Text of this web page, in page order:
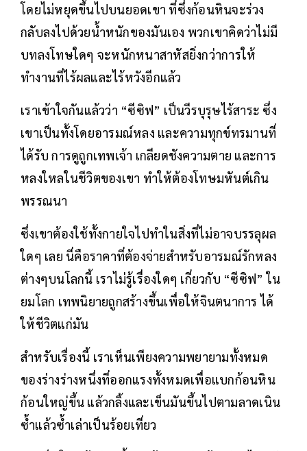
โดยไม่หยุดขึ้นไปบนยอดเขา ที่ซึ่งก้อนหินจะร่วง
กลับลงไปด้วยน้ำหนักของมันเอง พวกเขาคิดว่าไม่มี
บทลงโทษใดๆ จะหนักหนาสาหัสยิ่งกว่าการให้
ทำงานที่ไร้ผลและไร้หวังอีกแล้ว
เราเข้าใจกันแล้วว่า “ซีซิฟ” เป็นวีรบุรุษไร้สาระ ซึ่ง
เขาเป็นทั้งโดยอารมณ์หลง และความทุกข์ทรมานที่
ได้รับ การดูถูกเทพเจ้า เกลียดชังความตาย และการ
หลงใหลในชีวิตของเขา ทำให้ต้องโทษมหันต์เกิน
พรรณนา
ซึ่งเขาต้องใช้ทั้งกายใจไปทำในสิ่งที่ไม่อาจบรรลุผล
ใดๆ เลย นี่คือราคาที่ต้องจ่ายสำหรับอารมณ์รักหลง
ต่างๆบนโลกนี้ เราไม่รู้เรื่องใดๆ เกี่ยวกับ “ซีซิฟ” ใน
ยมโลก เทพนิยายถูกสร้างขึ้นเพื่อให้จินตนาการ ได้
ให้ชีวิตแก่มัน
สำหรับเรื่องนี้ เราเห็นเพียงความพยายามทั้งหมด
ของร่างร่างหนึ่งที่ออกแรงทั้งหมดเพื่อแบกก้อนหิน
ก้อนใหญ่ขึ้น แล้วกลิ้งและเข็นมันขึ้นไปตามลาดเนิน
ซ้ำแล้วซ้ำเล่าเป็นร้อยเที่ยว